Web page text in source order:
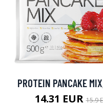
PROTEIN PANCAKE
14.31 EUR15.9